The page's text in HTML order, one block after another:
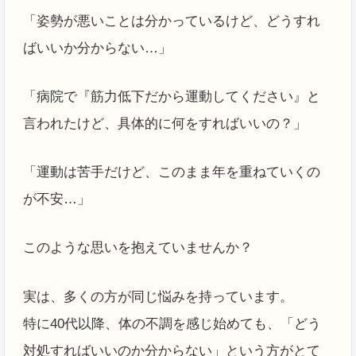
「姿勢が悪いことは分かっているけど、どうすれ
ばいいか分からない…」
「病院で『筋力低下だから運動してください』と
言われたけど、具体的に何をすればいいの？」
「運動は苦手だけど、このまま年を重ねていくの
が不安…」
このような思いを抱えていませんか？
実は、多くの方が同じ悩みを持っています。
特に40代以降、体の不調を感じ始めても、「どう
対処すればいいのか分からない」という方がとて